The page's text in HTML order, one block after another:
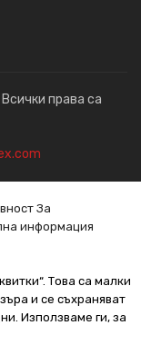
Всички права са
За
информация
Това са малки
и се съхраняват
Използваме ги, за